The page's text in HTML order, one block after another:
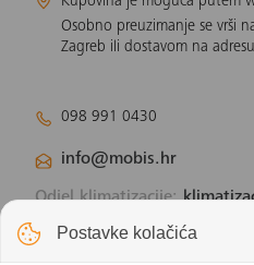
Osobno preuzimanje se vrši
Zagreb ili dostavom na
098 991 0430
info@mobis.hr
Odjel klimatizacije:
Odjel solarnih panela:
Postavke kolačića